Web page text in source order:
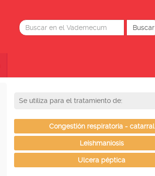
Se utiliza para el tratamiento de:
Congestión respiratoria - catarral
Leishmaniosis
Ulcera péptica